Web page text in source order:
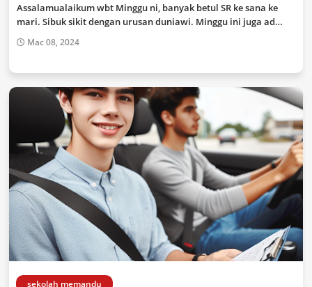
Assalamualaikum wbt Minggu ni, banyak betul SR ke sana ke
mari. Sibuk sikit dengan urusan duniawi. Minggu ini juga ad…
Mac 08, 2024
sekolah memandu